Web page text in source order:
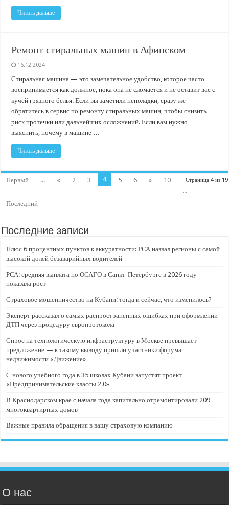
Читать дальше
Ремонт стиральных машин в Афипском
16.12.2024
Стиральная машина — это замечательное удобство, которое часто
воспринимается как должное, пока она не сломается и не оставит вас с
кучей грязного белья. Если вы заметили неполадки, сразу же
обратитесь в сервис по ремонту стиральных машин, чтобы снизить
риск протечки или дальнейших осложнений. Если вам нужно
выяснить, почему в машине …
Читать дальше
Страница 4 из 19
Первый ... « 2 3 4 5 6 »
10
...
Последний
Последние записи
Плюс 6 процентных пунктов к аккуратности: РСА назвал регионы с самой
высокой долей безаварийных водителей
РСА: средняя выплата по ОСАГО в Санкт-Петербурге в 2026 году
показала рост
Страховое мошенничество на Кубани: тогда и сейчас, что изменилось?
Эксперт рассказал о самых распространенных ошибках при оформлении
ДТП через процедуру европротокола
Спрос на технологическую инфраструктуру в Москве превышает
предложение — к такому выводу пришли участники форума
недвижимости «Движение»
С нового учебного года в 35 школах Кубани запустят проект
«Предпринимательские классы 2.0»
В Краснодарском крае с начала года капитально отремонтировали 209
многоквартирных домов
Важные правила обращения в вашу страховую компанию
О нас